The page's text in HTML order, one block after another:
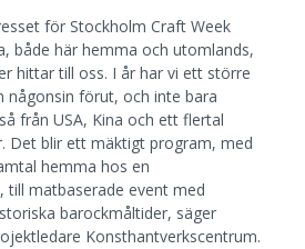
för Stockholm Craft Week
både här hemma och utomlands,
hittar till oss. I år har vi ett större
någonsin förut, och inte bara
från USA, Kina och ett flertal
Det blir ett mäktigt program, med
hemma hos en
till matbaserade event med
barockmåltider, säger
Konsthantverkscentrum.